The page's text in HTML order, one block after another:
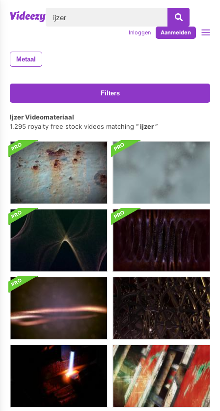
Inloggen Aanmelden
Metaal
Filters
Ijzer Videomateriaal
1.295 royalty free stock videos matching
ijzer